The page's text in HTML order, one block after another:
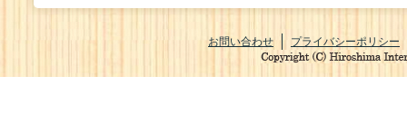
お問い合わせ プライバシーポリシー